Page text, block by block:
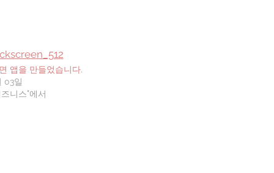
앱을 만들었습니다.
03일
니스"에서